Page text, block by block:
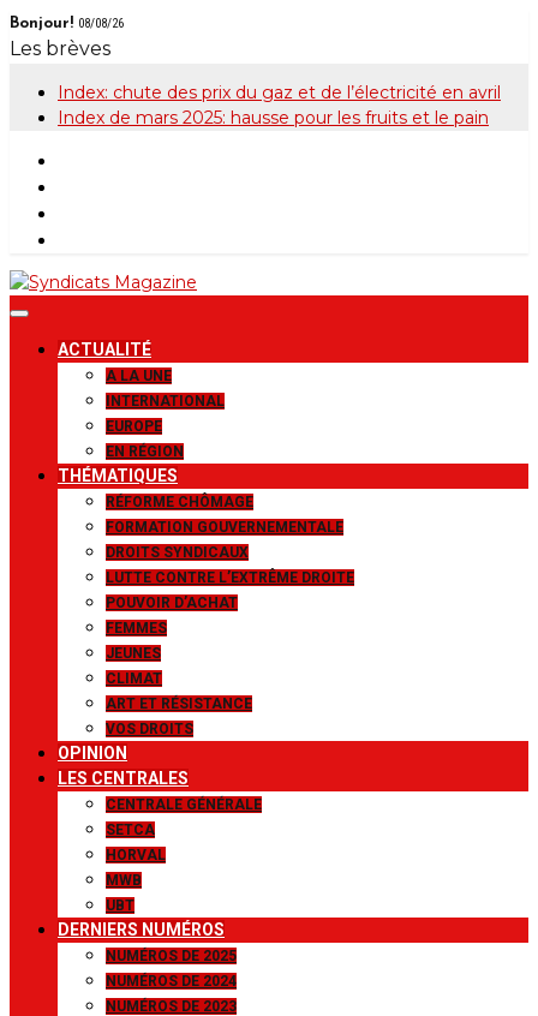
Skip
to
Bonjour! 08/08/26
Les brèves
Index: chute des prix du gaz et de l’électricité en avril
Index de mars 2025: hausse pour les fruits et le pain
Syndicats
Magazine
Le magazine de la FGTB
ACTUALITÉ
A LA UNE
INTERNATIONAL
EUROPE
EN RÉGION
THÉMATIQUES
RÉFORME CHÔMAGE
FORMATION GOUVERNEMENTALE
DROITS SYNDICAUX
LUTTE CONTRE L’EXTRÊME DROITE
POUVOIR D’ACHAT
FEMMES
JEUNES
CLIMAT
ART ET RÉSISTANCE
VOS DROITS
OPINION
LES CENTRALES
CENTRALE GÉNÉRALE
SETCA
HORVAL
MWB
UBT
DERNIERS NUMÉROS
NUMÉROS DE 2025
NUMÉROS DE 2024
NUMÉROS DE 2023